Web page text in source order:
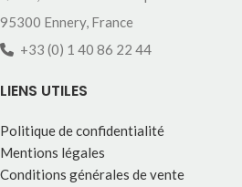
95300 Ennery, France
+33 (0) 1 40 86 22 44
LIENS UTILES
Politique de confidentialité
Mentions légales
Conditions générales de vente